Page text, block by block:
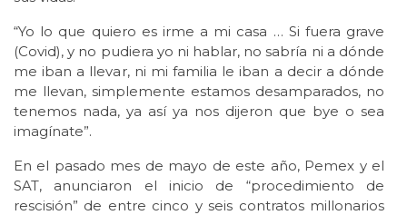
“Yo lo que quiero es irme a mi casa … Si fuera grave
(Covid), y no pudiera yo ni hablar, no sabría ni a dónde
me iban a llevar, ni mi familia le iban a decir a dónde
me llevan, simplemente estamos desamparados, no
tenemos nada, ya así ya nos dijeron que bye o sea
imagínate”.
En el pasado mes de mayo de este año, Pemex y el
SAT, anunciaron el inicio de “procedimiento de
rescisión” de entre cinco y seis contratos millonarios